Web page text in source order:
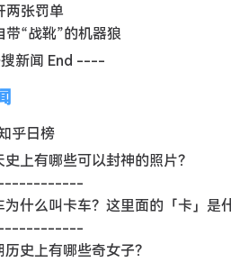
两张罚单
带“战靴”的机器狼
新闻 End ----
乎日榜
史上有哪些可以封神的照片？
为什么叫卡车？这里面的「卡」是
史上有哪些奇女子？